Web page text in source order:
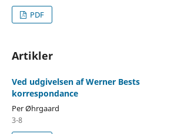
PDF
Artikler
Ved udgivelsen af Werner Bests
korrespondance
Per Øhrgaard
3-8